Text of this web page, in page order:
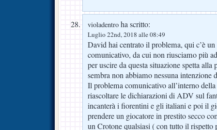
violadentro ha scritto:
Luglio 22nd, 2018 alle 08:49
David hai centrato il problema, qui c’è
comunicativo, da cui non riusciamo più
per uscire da questa situazione spetta
sembra non abbiamo nessuna intenzione
Il problema comunicativo all’interno della
riascoltare le dichiarazioni di ADV sul
incanterà i fiorentini e gli italiani e poi il
prendere un giocatore in prestito secco
un Crotone qualsiasi ( con tutto il rispetto